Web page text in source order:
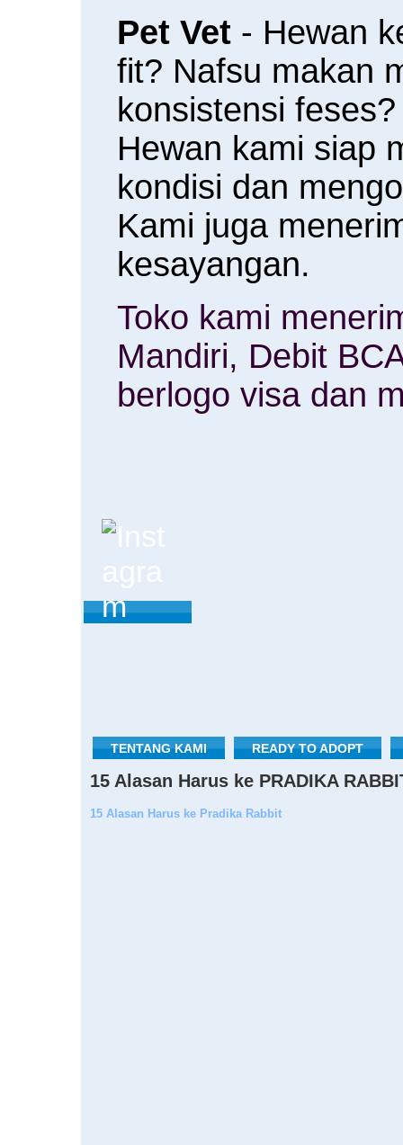
Pet Vet - Hewan
fit? Nafsu makan
konsistensi
Hewan kami siap
kondisi dan
Kami juga
kesayangan.
Toko kami
Mandiri, Debit
berlogo visa dan
TENTANG KAMI READY TO ADOPT
15 Alasan Harus ke PRADIKA
15 Alasan Harus ke Pradika Rabbit